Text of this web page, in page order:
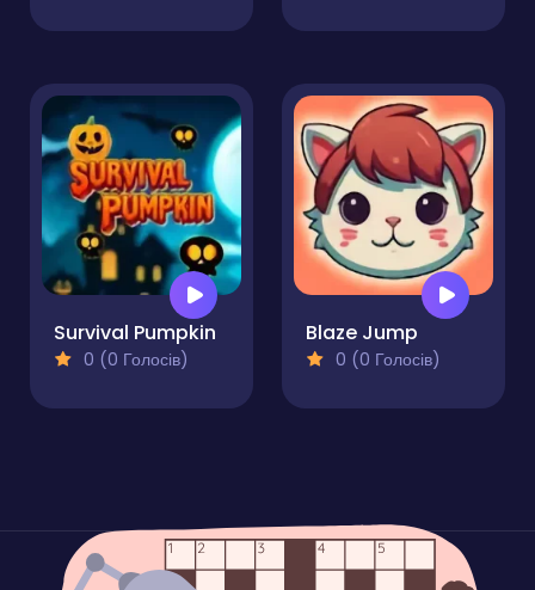
Survival Pumpkin
0 (0 Голосів)
Blaze Jump
0 (0 Голосів)